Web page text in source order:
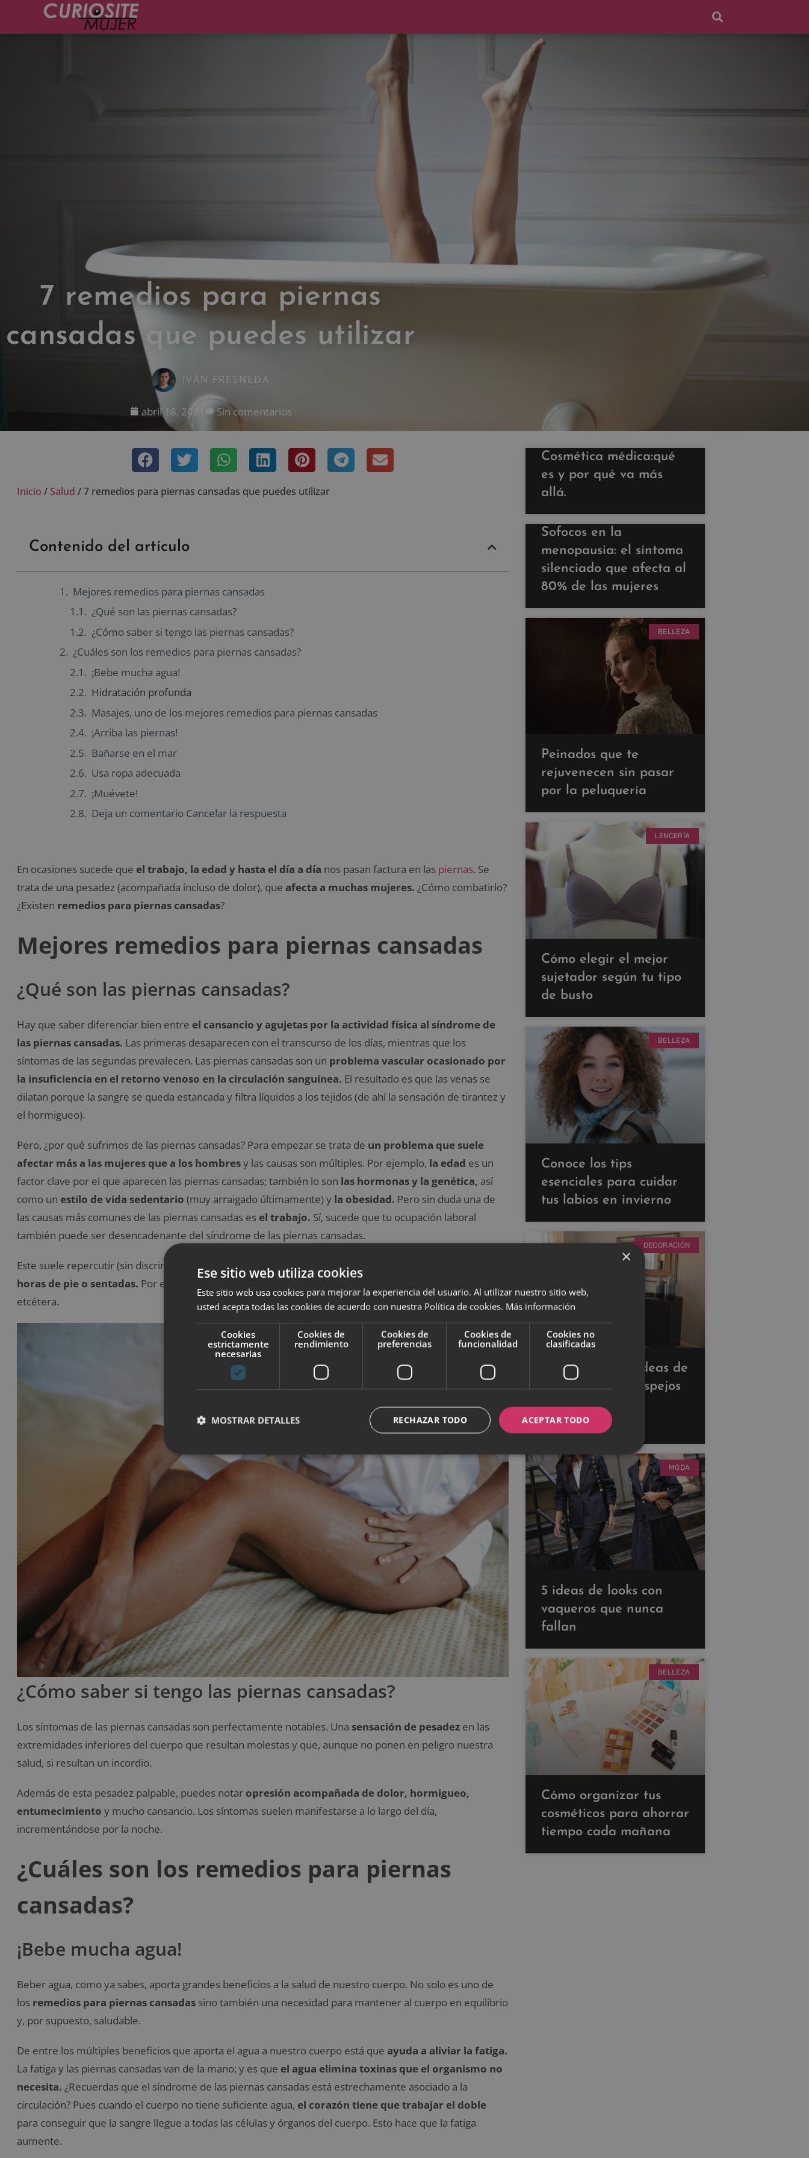
7 remedios para piernas
cansadas que puedes utilizar
IVÁN FRESNEDA
abril 18, 2021 Sin comentarios
Inicio / Salud /7 remedios para piernas cansadas que puedes utilizar
Contenido del artículo
Mejores remedios para piernas cansadas
¿Qué son las piernas cansadas?
¿Cómo saber si tengo las piernas cansadas?
¿Cuáles son los remedios para piernas cansadas?
¡Bebe mucha agua!
Hidratación profunda
Masajes, uno de los mejores remedios para piernas cansadas
¡Arriba las piernas!
Bañarse en el mar
Usa ropa adecuada
¡Muévete!
Deja un comentario Cancelar la respuesta
En ocasiones sucede que el trabajo, la edad y hasta el día a día nos pasan factura en las piernas. Se
trata de una pesadez (acompañada incluso de dolor), que afecta a muchas mujeres. ¿Cómo combatirlo?
¿Existen remedios para piernas cansadas?
Mejores remedios para piernas cansadas
¿Qué son las piernas cansadas?
Hay que saber diferenciar bien entre el cansancio y agujetas por la actividad física al síndrome de
las piernas cansadas. Las primeras desaparecen con el transcurso de los días, mientras que los
síntomas de las segundas prevalecen. Las piernas cansadas son un problema vascular ocasionado por
la insuficiencia en el retorno venoso en la circulación sanguínea. El resultado es que las venas se
dilatan porque la sangre se queda estancada y filtra líquidos a los tejidos (de ahí la sensación de tirantez y
el hormigueo).
Pero, ¿por qué sufrimos de las piernas cansadas? Para empezar se trata de un problema que suele
afectar más a las mujeres que a los hombresy las causas son múltiples. Por ejemplo, la edad es un
factor clave por el que aparecen las piernas cansadas; también lo son las hormonas y la genética, así
como un estilo de vida sedentario (muy arraigado últimamente) y la obesidad. Pero sin duda una de
las causas más comunes de las piernas cansadas es el trabajo. Sí, sucede que tu ocupación laboral
también puede ser desencadenante del síndrome de las piernas cansadas.
Este suele repercutir (sin discriminación de edad ni estilo de vida) a las personas que pasan muchas
horas de pie o sentadas. Por ejemplo, las oficinistas, camareras, cocineras, médicos y enfermeras,
etcétera.
¿Cómo saber si tengo las piernas cansadas?
Los síntomas de las piernas cansadas son perfectamente notables. Una sensación de pesadez en las
extremidades inferiores del cuerpo que resultan molestas y que, aunque no ponen en peligro nuestra
salud, si resultan un incordio.
Además de esta pesadez palpable, puedes notar opresión acompañada de dolor, hormigueo,
entumecimiento y mucho cansancio. Los síntomas suelen manifestarse a lo largo del día,
incrementándose por la noche.
¿Cuáles son los remedios para piernas
cansadas?
¡Bebe mucha agua!
Beber agua, como ya sabes, aporta grandes beneficios a la salud de nuestro cuerpo. No solo es uno de
los remedios para piernas cansadas sino también una necesidad para mantener al cuerpo en equilibrio
y, por supuesto, saludable.
De entre los múltiples beneficios que aporta el agua a nuestro cuerpo está que ayuda a aliviar la fatiga.
La fatiga y las piernas cansadas van de la mano; y es que el agua elimina toxinas que el organismo no
necesita. ¿Recuerdas que el síndrome de las piernas cansadas está estrechamente asociado a la
circulación? Pues cuando el cuerpo no tiene suficiente agua, el corazón tiene que trabajar el doble
para conseguir que la sangre llegue a todas las células y órganos del cuerpo. Esto hace que la fatiga
aumente.
Cosmética médica:qué
es y por qué va más
allá.
Sofocos en la
menopausia: el síntoma
silenciado que afecta al
80% de las mujeres
BELLEZA
Peinados que te
rejuvenecen sin pasar
por la peluquería
LENCERÍA
Cómo elegir el mejor
sujetador según tu tipo
de busto
BELLEZA
Conoce los tips
esenciales para cuidar
tus labios en invierno
DECORACIÓN
Descubre estas ideas de
decoración con espejos
para ampliar tus
espacios
MODA
5 ideas de looks con
vaqueros que nunca
fallan
BELLEZA
Cómo organizar tus
cosméticos para ahorrar
tiempo cada mañana
×
Ese sitio web utiliza cookies
Este sitio web usa cookies para mejorar la experiencia del usuario. Al utilizar nuestro sitio web,
usted acepta todas las cookies de acuerdo con nuestra Política de cookies. Más información
Cookies
estrictamente
necesarias
Cookies de
rendimiento
Cookies de
preferencias
Cookies de
funcionalidad
Cookies no
clasificadas
ACEPTAR TODO
RECHAZAR TODO
MOSTRAR DETALLES